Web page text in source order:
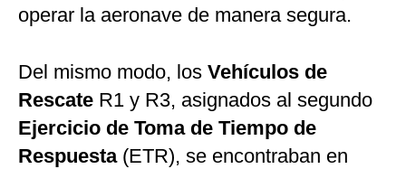
operar la aeronave de manera segura.
Del mismo modo, los Vehículos de
Rescate R1 y R3, asignados al segundo
Ejercicio de Toma de Tiempo de
Respuesta(ETR), se encontraban en